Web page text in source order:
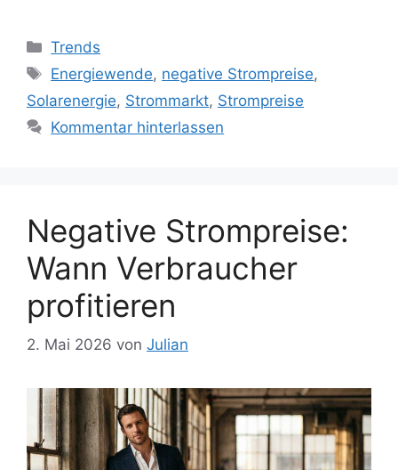
Kategorien
Trends
Schlagwörter
Energiewende, negative Strompreise,
Solarenergie, Strommarkt, Strompreise
Kommentar hinterlassen
Negative Strompreise:
Wann Verbraucher
profitieren
2. Mai 2026 von Julian